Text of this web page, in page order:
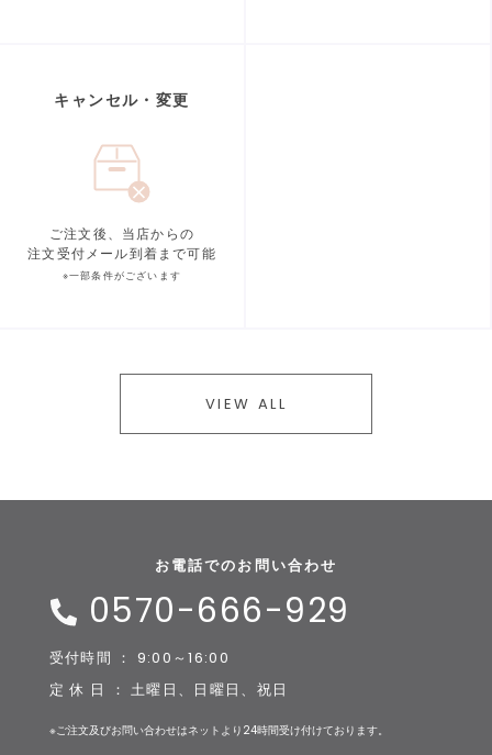
キャンセル・変更
ご注文後、当店からの
注文受付メール到着まで可能
※一部条件がございます
VIEW ALL
お電話でのお問い合わせ
0570-666-929
受付時間 ： 9:00～16:00
定 休 日 ： 土曜日、日曜日、祝日
※ご注文及びお問い合わせはネットより24時間受け付けております。